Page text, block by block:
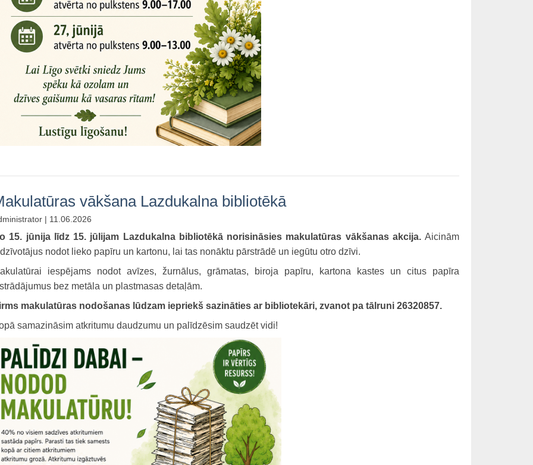
vākšana Lazdukalna bibliotēkā
| 11.06.2026
15. jūnija līdz 15. jūlijam Lazdukalna bibliotēkā norisināsies makulatūras vākšanas akcija. Aicinām
nodot lieko papīru un kartonu, lai tas nonāktu pārstrādē un iegūtu otro dzīvi.
iespējams nodot avīzes, žurnālus, grāmatas, biroja papīru, kartona kastes un citus papīra
bez metāla un plastmasas detaļām.
makulatūras nodošanas lūdzam iepriekš sazināties ar bibliotekāri, zvanot pa tālruni 26320857.
samazināsim atkritumu daudzumu un palīdzēsim saudzēt vidi!